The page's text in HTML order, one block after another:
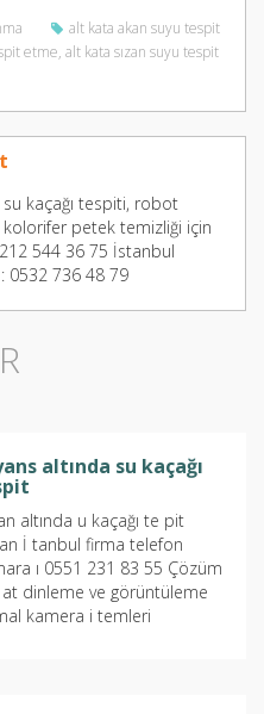
alt kata akan suyu tespit
etme, alt kata sızan suyu tespit
kaçağı tespiti, robot
kolorifer petek temizliği için
544 36 75 İstanbul
0532 736 48 79
altında su kaçağı
altında u kaçağı te pit
İ tanbul firma telefon
ı 0551 231 83 55 Çözüm
at dinleme ve görüntüleme
kamera i temleri